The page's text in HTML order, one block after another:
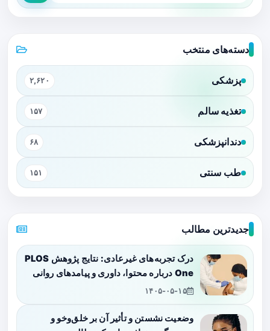
دسته‌های منتخب
پزشکی ۲,۶۲۰
تغذیه سالم ۱۵۷
دندانپزشکی ۶۸
طب سنتی ۱۵۱
جدیدترین مطالب
درک تجربه‌های غیرعادی: نتایج پژوهش PLOS
One درباره محتوا، داوری و پیامدهای روانی
۱۴۰۵-۰۵-۱۵
وضعیت نشستن و تأثیر آن بر خلق‌وخو و